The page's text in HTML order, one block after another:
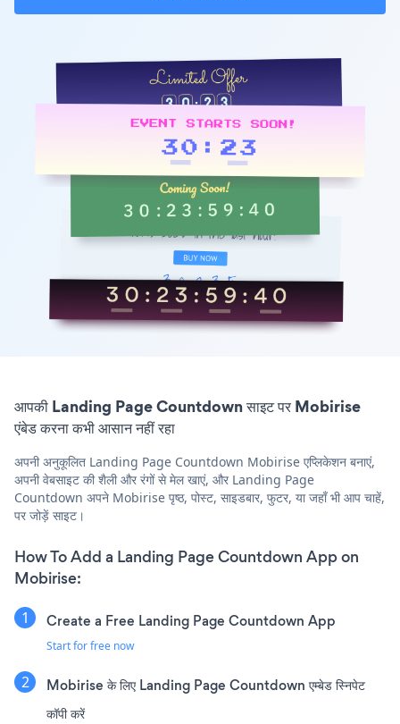
आपकी Landing Page Countdown साइट पर Mobirise
एंबेड करना कभी आसान नहीं रहा
अपनी अनुकूलित Landing Page Countdown Mobirise एप्लिकेशन बनाएं,
अपनी वेबसाइट की शैली और रंगों से मेल खाएं, और Landing Page
Countdown अपने Mobirise पृष्ठ, पोस्ट, साइडबार, फुटर, या जहाँ भी आप चाहें,
पर जोड़ें साइट।
How To Add a Landing Page Countdown App on
Mobirise:
Create a Free Landing Page Countdown App
Start for free now
Mobirise के लिए Landing Page Countdown एम्बेड स्निपेट
कॉपी करें